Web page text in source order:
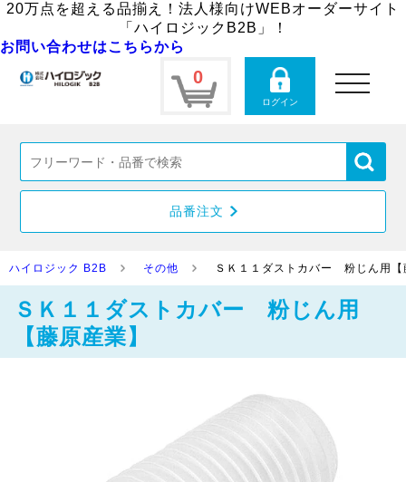
20万点を超える品揃え！法人様向けWEBオーダーサイト
「ハイロジックB2B」！
お問い合わせはこちらから
0
ログイン
toggle
navigation
品番注文
ハイロジック B2B その他 ＳＫ１１ダストカバー 粉じん用【
ＳＫ１１ダストカバー 粉じん用
【藤原産業】